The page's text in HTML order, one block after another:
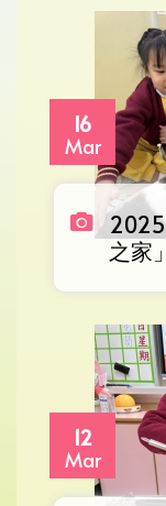
16
Mar
之家
12
Mar